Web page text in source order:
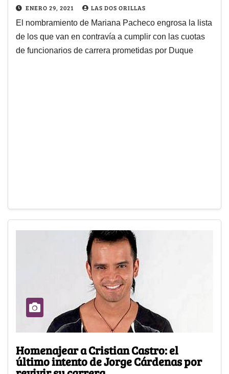
ENERO 29, 2021 LAS DOS ORILLAS
El nombramiento de Mariana Pacheco engrosa la lista
de los que van en contravía a cumplir con las cuotas
de funcionarios de carrera prometidas por Duque
Homenajear a Cristian Castro: el
último intento de Jorge Cárdenas por